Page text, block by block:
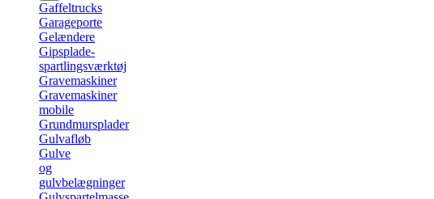
Gaffeltrucks
Garageporte
Gelændere
Gipsplade-
spartlingsværktøj
Gravemaskiner
Gravemaskiner
mobile
Grundmursplader
Gulvafløb
Gulve
og
gulvbelægninger